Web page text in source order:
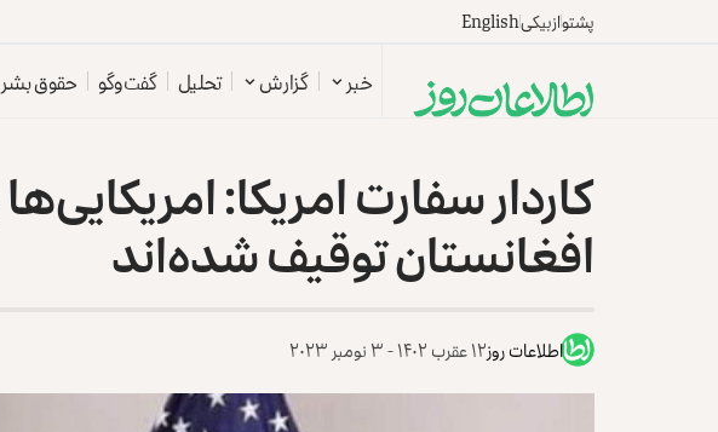
پشتوازبیکیEnglish
خبر گزارش تحلیل گفت‌وگو حقوق بشر
کاردار سفارت امریکا:
افغانستان توقیف شده‌اند
اطلاعات روز۱۲ عقرب ۱۴۰۲ - ۳ نومبر ۲۰۲۳